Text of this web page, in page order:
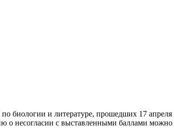
и литературе, прошедших 17 апреля
несогласии с выставленными баллами